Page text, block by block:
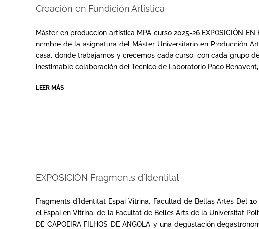
Creación en Fundición Artística
03-
23
Máster en producción artística MPA curso 2025-26 EXPOSICIÓN
nombre de la asignatura del Máster Universitario en Producción
casa, donde trabajamos y crecemos cada curso, con cada grupo
inestimable colaboración del Técnico de Laboratorio Paco
LEER MÁS
EXPOSICIÓN Fragments d´Identitat
04-
15
Fragments d´Identitat Espai Vitrina. Facultad de Bellas Artes Del
el Espai en Vitrina, de la Facultat de Belles Arts de la Universitat
DE CAPOEIRA FILHOS DE ANGOLA y una degustación